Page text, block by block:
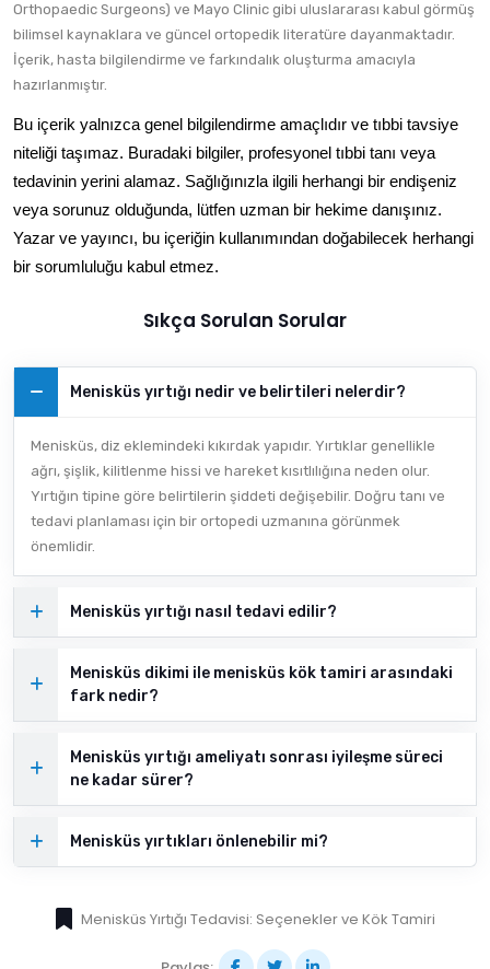
Orthopaedic Surgeons) ve Mayo Clinic gibi uluslararası kabul görmüş
bilimsel kaynaklara ve güncel ortopedik literatüre dayanmaktadır.
İçerik, hasta bilgilendirme ve farkındalık oluşturma amacıyla
hazırlanmıştır.
Bu içerik yalnızca genel bilgilendirme amaçlıdır ve tıbbi tavsiye
niteliği taşımaz. Buradaki bilgiler, profesyonel tıbbi tanı veya
tedavinin yerini alamaz. Sağlığınızla ilgili herhangi bir endişeniz
veya sorunuz olduğunda, lütfen uzman bir hekime danışınız.
Yazar ve yayıncı, bu içeriğin kullanımından doğabilecek herhangi
bir sorumluluğu kabul etmez.
Sıkça Sorulan Sorular
Menisküs yırtığı nedir ve belirtileri nelerdir?
Menisküs, diz eklemindeki kıkırdak yapıdır. Yırtıklar genellikle
ağrı, şişlik, kilitlenme hissi ve hareket kısıtlılığına neden olur.
Yırtığın tipine göre belirtilerin şiddeti değişebilir. Doğru tanı ve
tedavi planlaması için bir ortopedi uzmanına görünmek
önemlidir.
Menisküs yırtığı nasıl tedavi edilir?
Menisküs dikimi ile menisküs kök tamiri arasındaki
fark nedir?
Menisküs yırtığı ameliyatı sonrası iyileşme süreci
ne kadar sürer?
Menisküs yırtıkları önlenebilir mi?
Menisküs Yırtığı Tedavisi: Seçenekler ve Kök Tamiri